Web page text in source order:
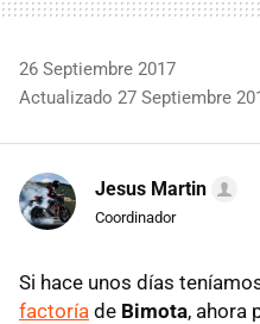
26 Septiembre 2017
Actualizado 27 Septiembre
Jesus Martin
Coordinador
Si hace unos días
factoría de Bimota, ahora